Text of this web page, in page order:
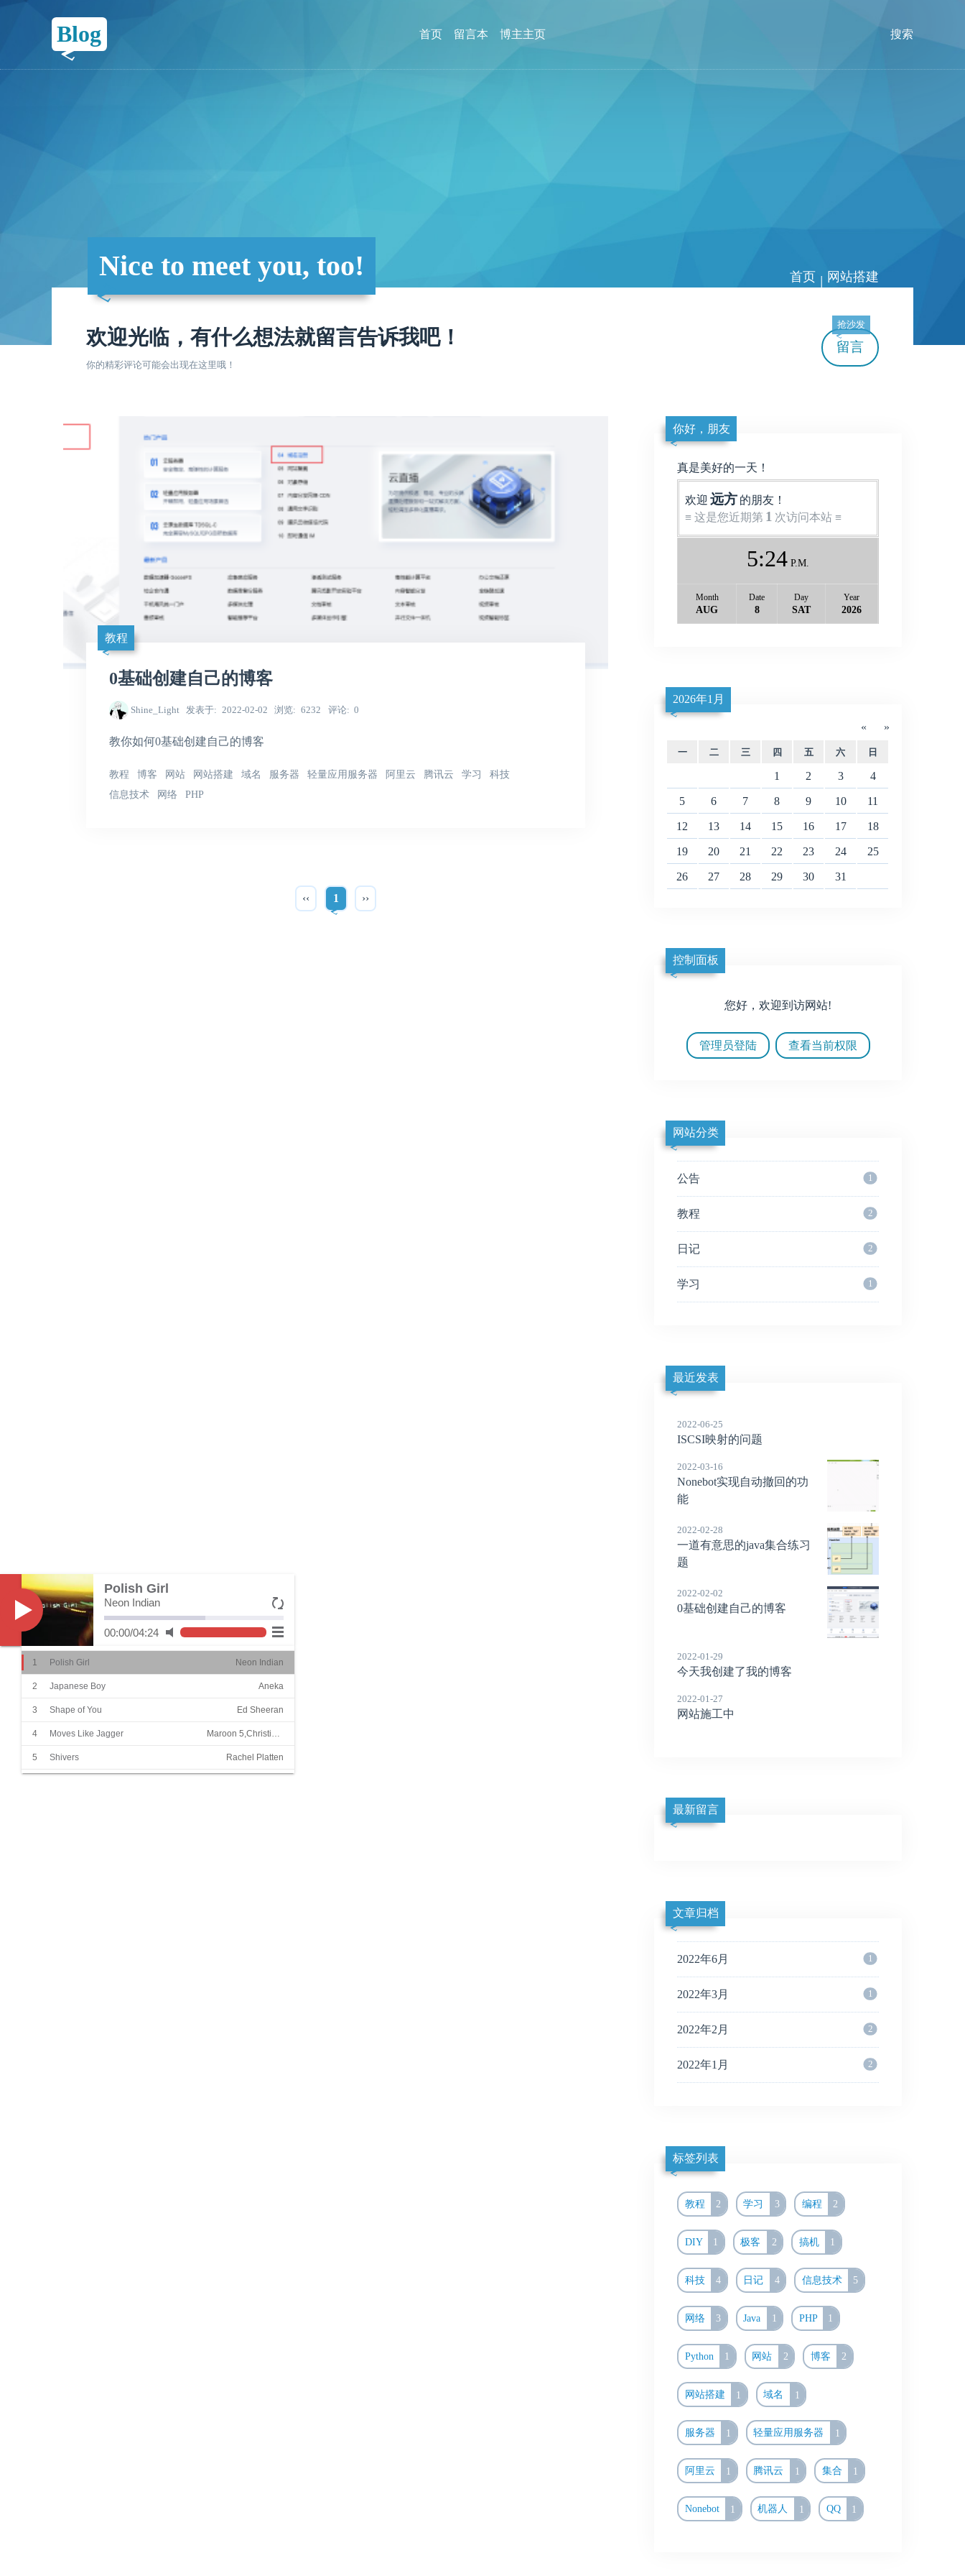
Blog 首页 留言本 博主主页 搜索
Nice to meet you, too! 首页 | 网站搭建
欢迎光临，有什么想法就留言告诉我吧！
你的精彩评论可能会出现在这里哦！
留言
抢沙发
教程
0基础创建自己的博客
Shine_Light 发表于 2022-02-02 浏览 6232 评论 0
教你如何0基础创建自己的博客
教程 博客 网站 网站搭建 域名 服务器 轻量应用服务器 阿里云 腾讯云 学习
科技
信息技术
网络 PHP
‹‹ 1 ››
你好，朋友
真是美好的一天！
欢迎 远方 的朋友！
≡ 这是您近期第 1 次访问本站 ≡
5:24P.M.
Month
AUG
Date
8
Day
SAT
Year
2026
«
2026年1月
»
一 二 三 四 五 六 日
1 2 3 4
5 6 7 8 9 10 11
12 13 14 15 16 17 18
19 20 21 22 23 24 25
26 27 28 29 30 31
控制面板
您好，欢迎到访网站!
管理员登陆 查看当前权限
网站分类
公告 1
教程 2
日记 2
学习 1
最近发表
2022-06-25
ISCSI映射的问题
2022-03-16
Nonebot实现自动撤回的功
能
2022-02-28
一道有意思的java集合练习
题
2022-02-02
0基础创建自己的博客
2022-01-29
今天我创建了我的博客
2022-01-27
网站施工中
最新留言
文章归档
2022年6月 1
2022年3月 1
2022年2月 2
2022年1月 2
标签列表
教程 2 学习 3 编程 2
DIY 1 极客 2 搞机 1
科技 4 日记 4 信息技术 5
网络 3 Java 1 PHP 1
Python 1 网站 2 博客 2
网站搭建 1 域名 1
服务器 1 轻量应用服务器 1
阿里云 1 腾讯云 1 集合 1
Nonebot 1 机器人 1 QQ 1
Music
Polish Girl
Neon Indian
00:00/04:24
1 Polish Girl Neon Indian
2 Japanese Boy Aneka
3 Shape of You Ed Sheeran
4 Moves Like Jagger Maroon 5,Christina Aguilera
5 Shivers Rachel Platten